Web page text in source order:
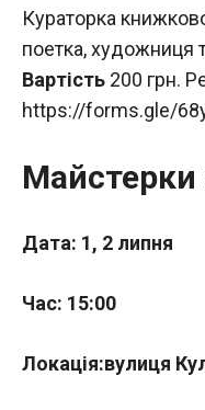
Кураторка
поетка, художниця
Вартість 200 грн.
https://forms.gle/
Майстерки
Дата: 1, 2 липня
Час: 15:00
Локація:вулиця